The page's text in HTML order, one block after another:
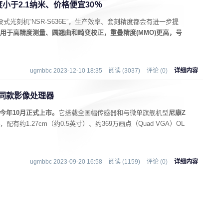
于2.1纳米、价格便宜30％
光刻机“NSR-S636E”，生产效率、套刻精度都会有进一步提
于高精度测量、圆翘曲和畸变校正，重叠精度(MMO)更高，号
ugmbbc 2023-12-10 18:35 阅读 (3037) 评论 (0) 详细内容
款影像处理器
年10月正式上市。 它搭载全画幅传感器和与微单旗舰机型尼康Z
，配有约1.27cm（约0.5英寸）、约369万画点（Quad VGA）OL
ugmbbc 2023-09-20 16:58 阅读 (1159) 评论 (0) 详细内容